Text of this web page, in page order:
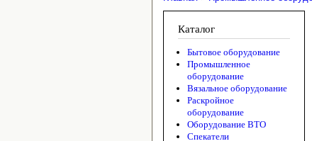
Каталог
Бытовое оборудование
Промышленное
оборудование
Вязальное оборудование
Раскройное
оборудование
Оборудование ВТО
Спекатели